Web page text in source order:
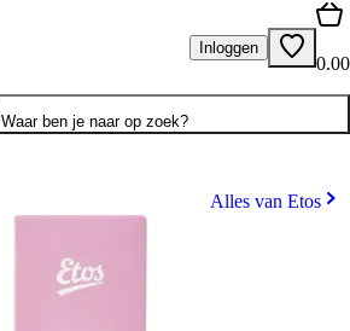
Inloggen
0.00
Waar ben je naar op zoek?
Alles van Etos